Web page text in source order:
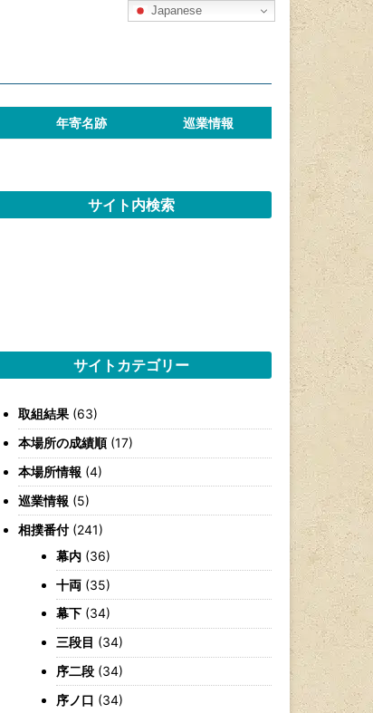
年寄名跡 巡業情報
サイト内検索
サイトカテゴリー
取組結果 (63)
本場所の成績順(17)
本場所情報 (4)
巡業情報 (5)
相撲番付(241)
幕内 (36)
十両 (35)
幕下 (34)
三段目 (34)
序二段 (34)
序ノ口 (34)
Japanese